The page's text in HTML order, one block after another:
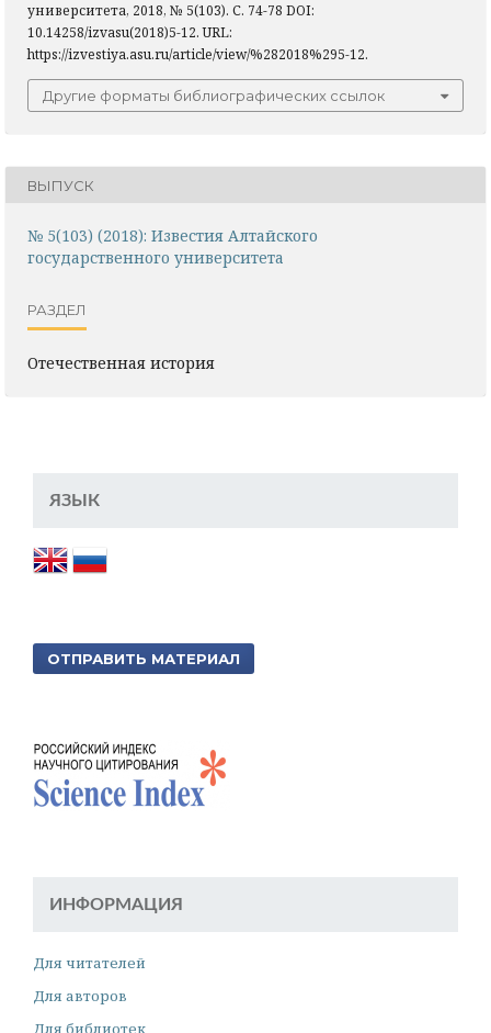
университета, 2018, № 5(103). С. 74-78 DOI:
10.14258/izvasu(2018)5-12. URL:
https://izvestiya.asu.ru/article/view/%282018%295-12.
Другие форматы библиографических ссылок
ВЫПУСК
№ 5(103) (2018): Известия Алтайского
государственного университета
РАЗДЕЛ
Отечественная история
ЯЗЫК
ОТПРАВИТЬ МАТЕРИАЛ
ИНФОРМАЦИЯ
Для читателей
Для авторов